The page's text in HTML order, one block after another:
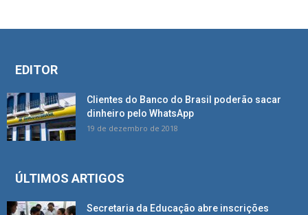
EDITOR
Clientes do Banco do Brasil poderão sacar
dinheiro pelo WhatsApp
19 de dezembro de 2018
ÚLTIMOS ARTIGOS
Secretaria da Educação abre inscrições